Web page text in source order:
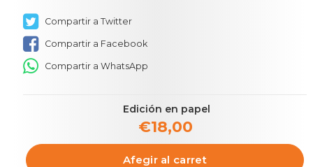
Compartir a Twitter
Compartir a Facebook
Compartir a WhatsApp
Edición en papel
€18,00
Afegir al carret